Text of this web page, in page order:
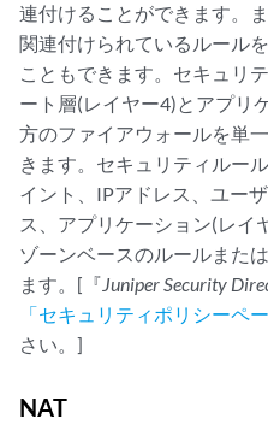
連付けることができます。
関連付けられているルール
こともできます。セキュリ
ート層(レイヤー4)とアプリ
方のファイアウォールを単
きます。セキュリティルー
イント、IPアドレス、ユー
ス、アプリケーション(レイ
ゾーンベースのルールまた
ます。[『Juniper Security
「セキュリティポリシーペ
さい。]
NAT